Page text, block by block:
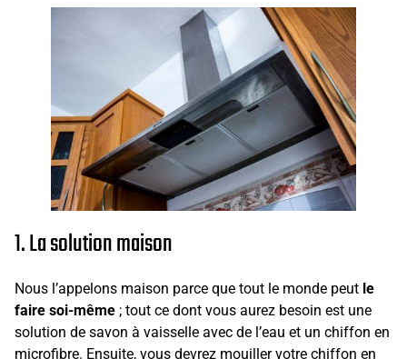
1. La solution maison
Nous l’appelons maison parce que tout le monde peut le
faire soi-même ; tout ce dont vous aurez besoin est une
solution de savon à vaisselle avec de l’eau et un chiffon en
microfibre. Ensuite, vous devrez mouiller votre chiffon en